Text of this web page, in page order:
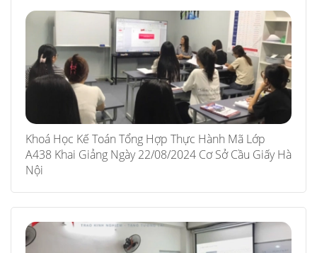
Khoá Học Kế Toán Tổng Hợp Thực Hành Mã Lớp
A438 Khai Giảng Ngày 22/08/2024 Cơ Sở Cầu Giấy Hà
Nội